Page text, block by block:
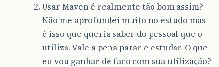
Usar Maven é realmente tão bom assim?
Não me aprofundei muito no estudo mas
é isso que queria saber do pessoal que o
utiliza. Vale a pena parar e estudar. O que
eu vou ganhar de faco com sua utilização?